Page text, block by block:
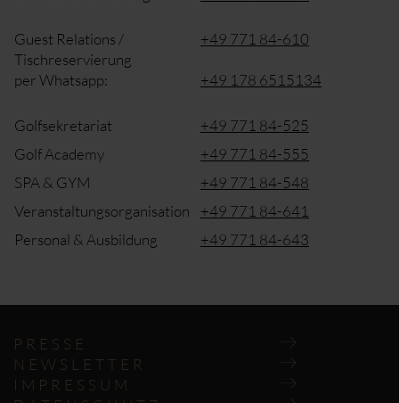
Guest Relations /
Tischreservierung
per Whatsapp:
+49 771 84-610
+49 178 6515134
Golfsekretariat
+49 771 84-525
Golf Academy
+49 771 84-555
SPA & GYM
+49 771 84-548
Veranstaltungsorganisation
+49 771 84-641
Personal & Ausbildung
+49 771 84-643
überspringen
PRESSE
NEWSLETTER
IMPRESSUM